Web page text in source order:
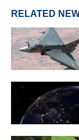
RELATED